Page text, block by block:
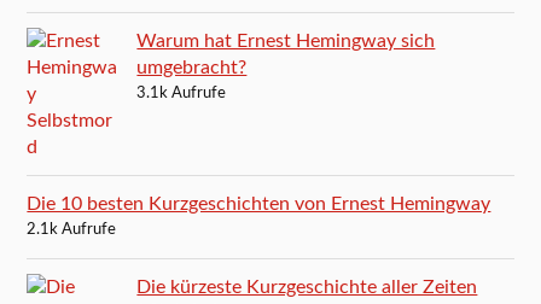
Warum hat Ernest Hemingway sich
umgebracht?
3.1k Aufrufe
Die 10 besten Kurzgeschichten von Ernest Hemingway
2.1k Aufrufe
Die kürzeste Kurzgeschichte aller Zeiten